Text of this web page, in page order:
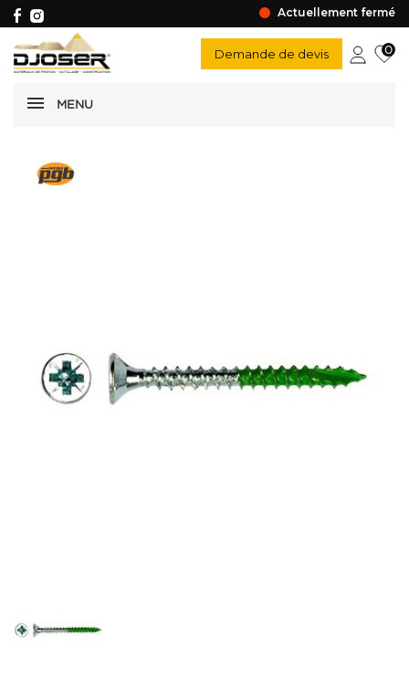
Actuellement fermé
MENU
Demande de devis 0